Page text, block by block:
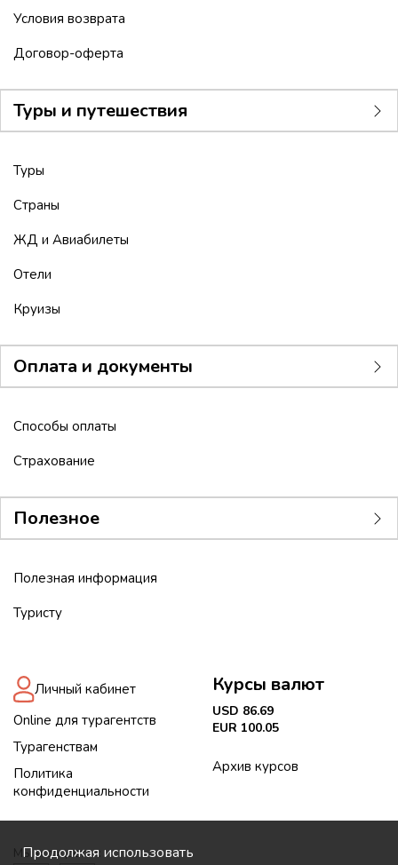
Продолжая использовать
Условия возврата
Договор-оферта
Туры и путешествия
Туры
Страны
ЖД и Авиабилеты
Отели
Круизы
Оплата и документы
Способы оплаты
Страхование
Полезное
Полезная информация
Туристу
Личный кабинет
Online для турагентств
Турагенствам
Политика
конфиденциальности
Курсы валют
USD 86.69
EUR 100.05
Архив курсов
Мы в соцсетях: